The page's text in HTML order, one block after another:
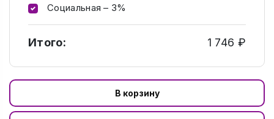
Социальная – 3%
Итого: 1 746 ₽
В корзину